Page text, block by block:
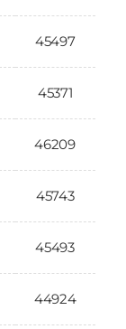
45497
45371
46209
45743
45493
44924